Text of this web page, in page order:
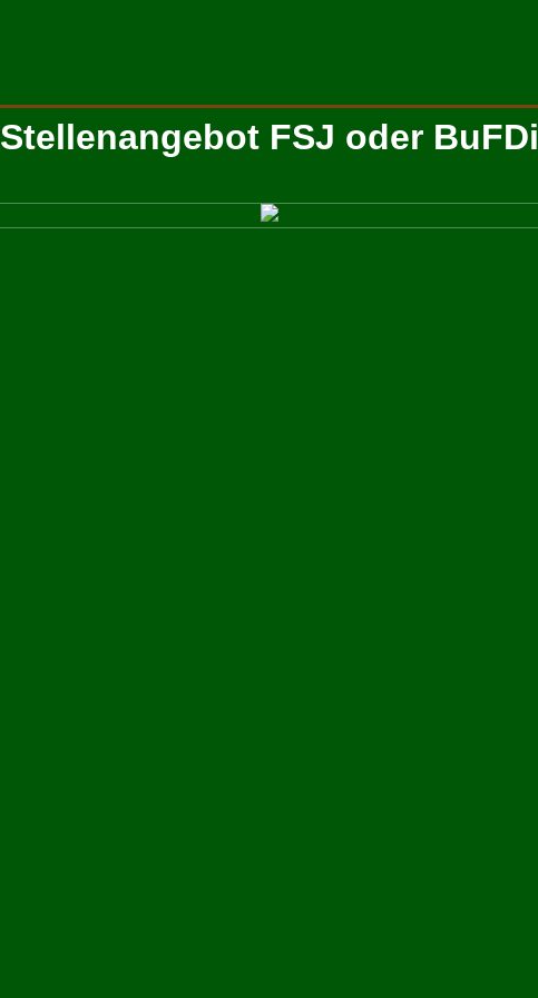
Stellenangebot FSJ oder BuFDi